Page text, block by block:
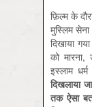
फ़िल्म के
मुस्लिम
दिखाया
को
इस्लाम
दिखलाया
तकऐसा